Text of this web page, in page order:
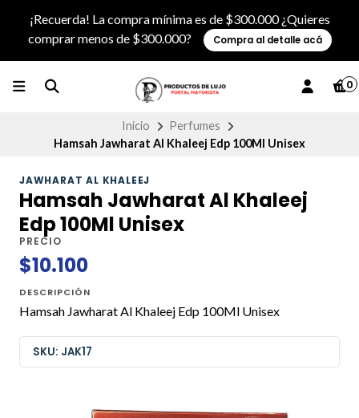
¡Recuerda! La compra mínima es de $300.000 ¿Quieres
comprar menos de $300.000?
Compra al detalle acá
0
Inicio
Perfumes
Hamsah Jawharat Al Khaleej Edp 100Ml Unisex
JAWHARAT AL KHALEEJ
Hamsah Jawharat Al Khaleej
Edp 100Ml Unisex
PRECIO
$10.100
DESCRIPCIÓN
Hamsah Jawharat Al Khaleej Edp 100Ml Unisex
SKU: JAK17